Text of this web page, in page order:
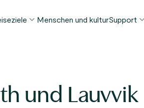
& Trollstigen
Oslo
Menschen und kulturSupport
Kontakt
und Lauvvik